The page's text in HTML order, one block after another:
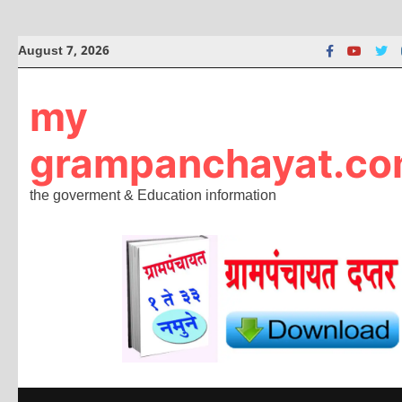
Skip
to
August 7, 2026
my
the goverment & Education information